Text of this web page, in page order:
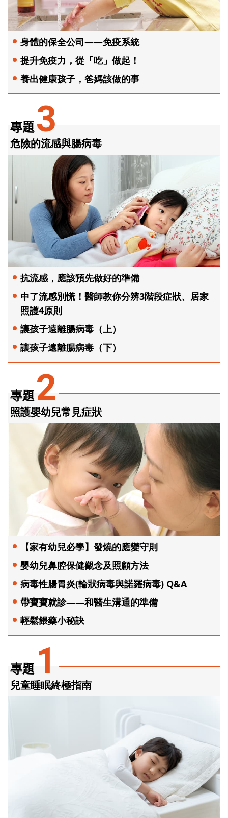
專題 1
兒童睡眠終極指南
專題2
照護嬰幼兒常見症狀
【家有幼兒必學】發燒的應變守則
嬰幼兒鼻腔保健觀念及照顧方法
病毒性腸胃炎(輪狀病毒與諾羅病毒) Q&A
帶寶寶就診——和醫生溝通的準備
輕鬆餵藥小秘訣
專題3
危險的流感與腸病毒
抗流感，應該預先做好的準備
中了流感別慌！醫師教你分辨3階段症狀、居家
照護4原則
讓孩子遠離腸病毒（上）
讓孩子遠離腸病毒（下）
身體的保全公司——免疫系統
提升免疫力，從「吃」做起！
養出健康孩子，爸媽該做的事